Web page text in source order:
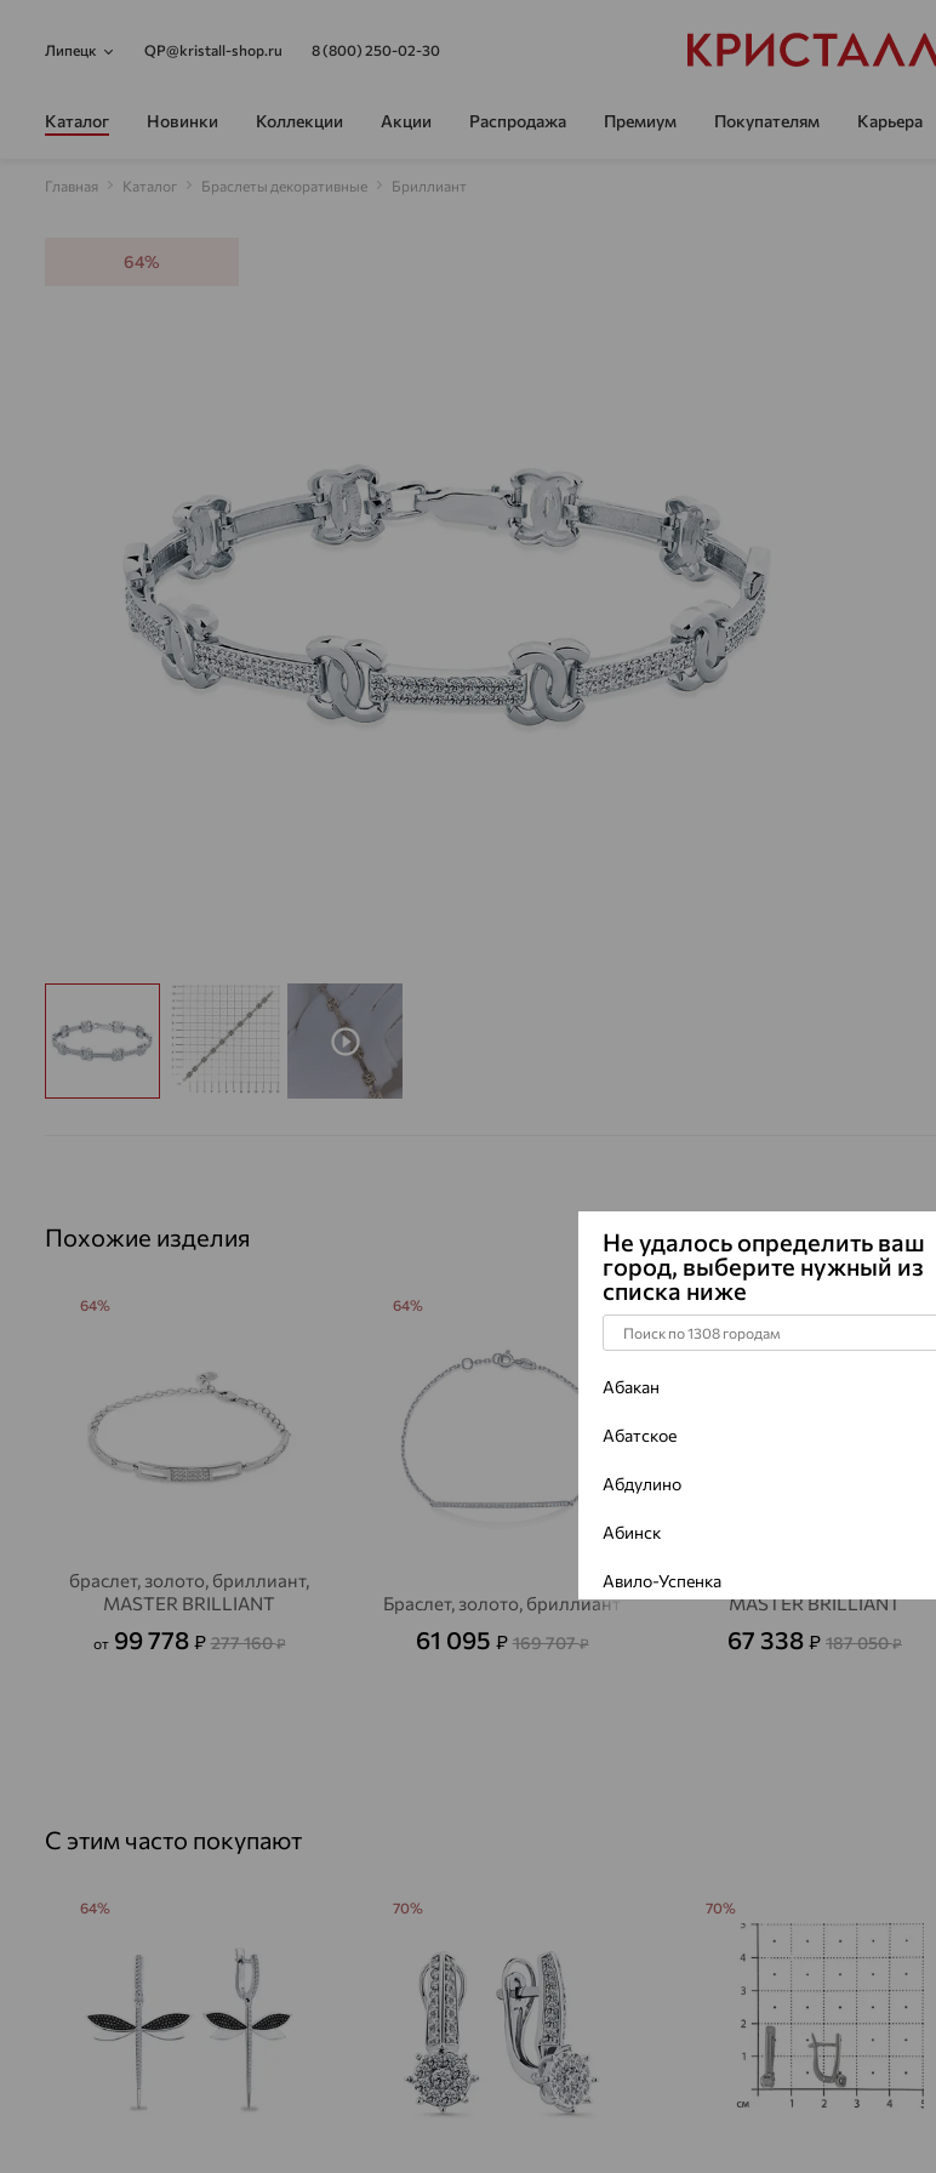
Липецк QP@kristall-shop.ru 8 (800) 250-02-30
Каталог Новинки Коллекции Акции Распродажа Премиум Покупателям Карьера
Главная Каталог Браслеты декоративные Бриллиант
64%
Похожие изделия
браслет, золото, бриллиант,
MASTER BRILLIANT
от 99 778 ₽ 277 160₽
64%
Браслет, золото, бриллиант
61 095 ₽ 169 707₽
64%
Браслет, золото, бриллиант,
MASTER BRILLIANT
67 338 ₽ 187 050₽
64%
С этим часто покупают
64% 70% 70%
Не удалось определить ваш
город, выберите нужный из
списка ниже
Абакан
Абатское
Абдулино
Абинск
Авило-Успенка